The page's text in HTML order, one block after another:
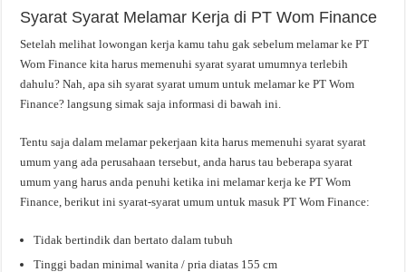
Syarat Syarat Melamar Kerja di PT Wom Finance
Setelah melihat lowongan kerja kamu tahu gak sebelum melamar ke PT
Wom Finance kita harus memenuhi syarat syarat umumnya terlebih
dahulu? Nah, apa sih syarat syarat umum untuk melamar ke PT Wom
Finance? langsung simak saja informasi di bawah ini.
Tentu saja dalam melamar pekerjaan kita harus memenuhi syarat syarat
umum yang ada perusahaan tersebut, anda harus tau beberapa syarat
umum yang harus anda penuhi ketika ini melamar kerja ke PT Wom
Finance, berikut ini syarat-syarat umum untuk masuk PT Wom Finance:
Tidak bertindik dan bertato dalam tubuh
Tinggi badan minimal wanita / pria diatas 155 cm